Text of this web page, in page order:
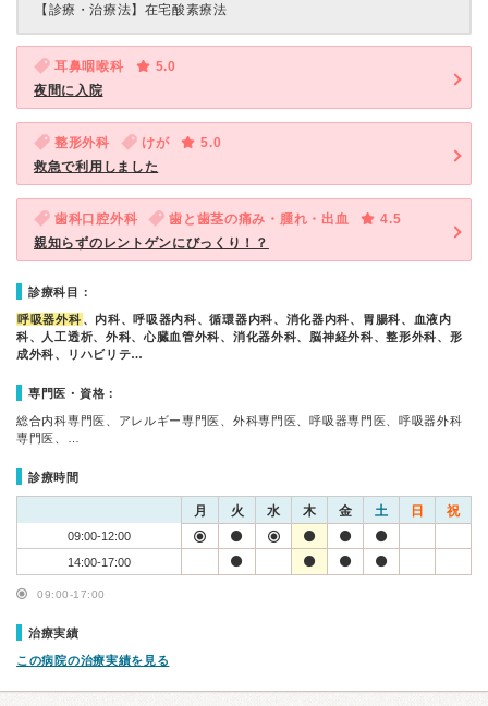
【診療・治療法】 在宅酸素療法
耳鼻咽喉科
5.0
夜間に入院
整形外科 けが
5.0
救急で利用しました
歯科口腔外科 歯と歯茎の痛み・腫れ・出血
4.5
親知らずのレントゲンにびっくり！？
診療科目：
呼吸器外科 、内科、呼吸器内科、循環器内科、消化器内科、胃腸科、血液内
科、人工透析、外科、心臓血管外科、消化器外科、脳神経外科、整形外科、形
成外科、リハビリテ…
専門医・資格：
総合内科専門医、アレルギー専門医、外科専門医、呼吸器専門医、呼吸器外科
専門医、…
診療時間
月 火 水 木 金 土 日 祝
09:00-12:00
14:00-17:00
09:00-17:00
治療実績
この病院の治療実績を見る